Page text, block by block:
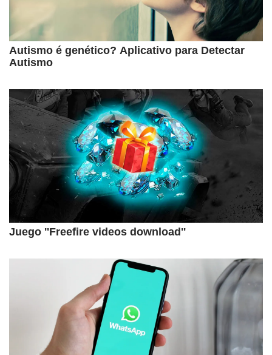
Autismo é genético? Aplicativo para Detectar
Autismo
Juego ''Freefire videos download''